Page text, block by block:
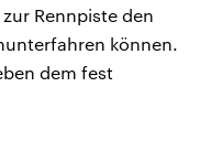
Rennpiste den
können.
dem fest